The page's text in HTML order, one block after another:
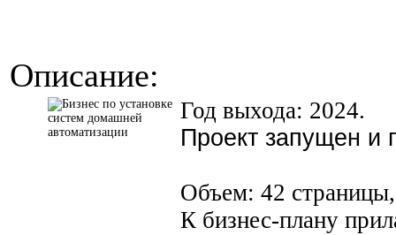
Описание:
Год выхода: 2024.
Проект запущен и
Объем: 42
К бизнес-плану